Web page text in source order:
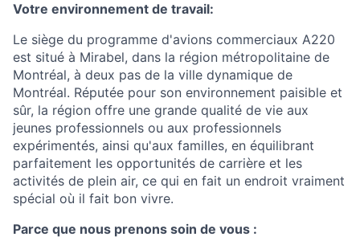
Votre environnement de travail:
Le siège du programme d'avions commerciaux A220
est situé à Mirabel, dans la région métropolitaine de
Montréal, à deux pas de la ville dynamique de
Montréal. Réputée pour son environnement paisible et
sûr, la région offre une grande qualité de vie aux
jeunes professionnels ou aux professionnels
expérimentés, ainsi qu'aux familles, en équilibrant
parfaitement les opportunités de carrière et les
activités de plein air, ce qui en fait un endroit vraiment
spécial où il fait bon vivre.
Parce que nous prenons soin de vous :